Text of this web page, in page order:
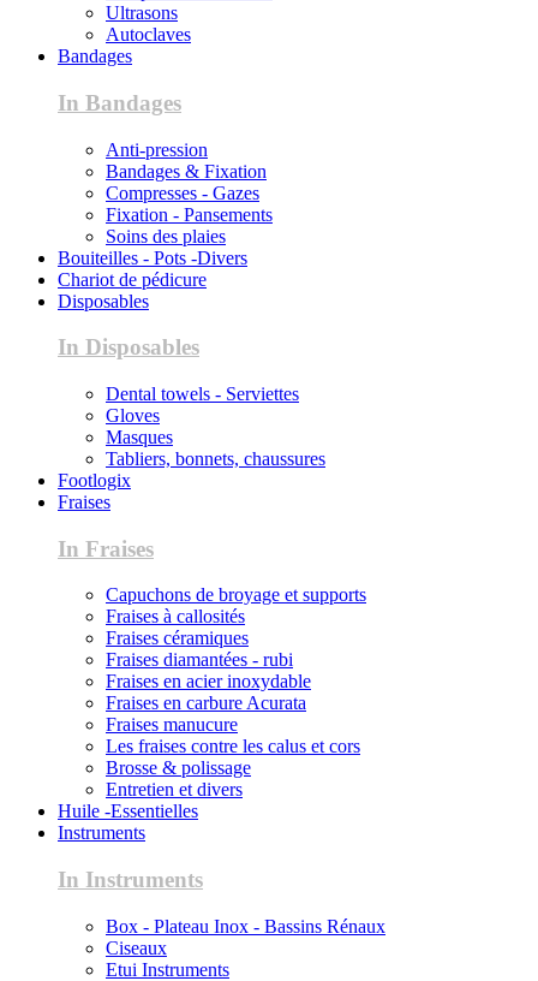
Ultrasons
Autoclaves
Bandages
In Bandages
Anti-pression
Bandages & Fixation
Compresses - Gazes
Fixation - Pansements
Soins des plaies
Bouiteilles - Pots -Divers
Chariot de pédicure
Disposables
In Disposables
Dental towels - Serviettes
Gloves
Masques
Tabliers, bonnets, chaussures
Footlogix
Fraises
In Fraises
Capuchons de broyage et supports
Fraises à callosités
Fraises céramiques
Fraises diamantées - rubi
Fraises en acier inoxydable
Fraises en carbure Acurata
Fraises manucure
Les fraises contre les calus et cors
Brosse & polissage
Entretien et divers
Huile -Essentielles
Instruments
In Instruments
Box - Plateau Inox - Bassins Rénaux
Ciseaux
Etui Instruments